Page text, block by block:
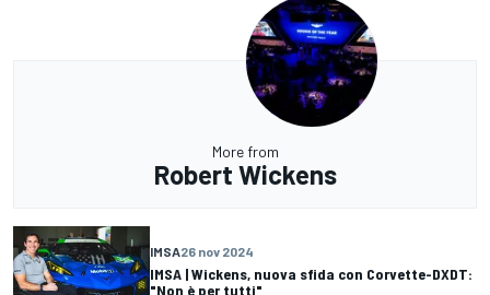
More from
Robert Wickens
IMSA26 nov 2024
IMSA | Wickens, nuova sfida con Corvette-DXDT:
"Non è per tutti"